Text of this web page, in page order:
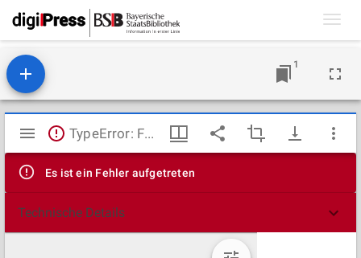
1
Mirador
Viewer
TypeError: Failed to fetch
Es ist ein Fehler aufgetreten
Technische Details